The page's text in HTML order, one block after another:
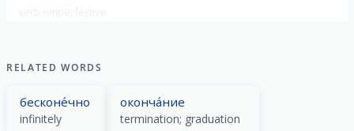
RELATED WORDS
бесконе́чно
infinitely
оконча́ние
termination; graduation